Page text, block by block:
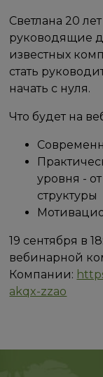
Светлана 20
руководящие
известных
стать
начать с нуля.
Что будет на
уровня -
структуры
19 сентября в
вебинарной
Компании:
akqx-zzao